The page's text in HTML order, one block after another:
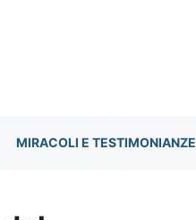
MIRACOLI E TESTIMONIANZE